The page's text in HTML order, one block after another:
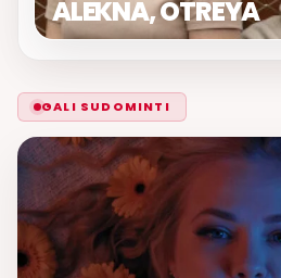
ALEKNA, OTREYA
GALI SUDOMINTI